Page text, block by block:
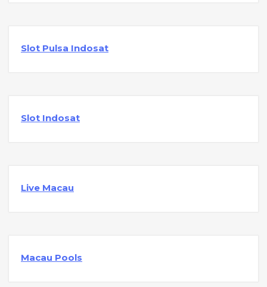
Slot Pulsa Indosat
Slot Indosat
Live Macau
Macau Pools